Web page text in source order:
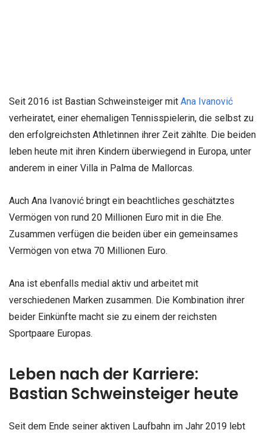
Seit 2016 ist Bastian Schweinsteiger mit Ana Ivanović
verheiratet, einer ehemaligen Tennisspielerin, die selbst zu
den erfolgreichsten Athletinnen ihrer Zeit zählte. Die beiden
leben heute mit ihren Kindern überwiegend in Europa, unter
anderem in einer Villa in Palma de Mallorcas.
Auch Ana Ivanović bringt ein beachtliches geschätztes
Vermögen von rund 20 Millionen Euro mit in die Ehe.
Zusammen verfügen die beiden über ein gemeinsames
Vermögen von etwa 70 Millionen Euro.
Ana ist ebenfalls medial aktiv und arbeitet mit
verschiedenen Marken zusammen. Die Kombination ihrer
beider Einkünfte macht sie zu einem der reichsten
Sportpaare Europas.
Leben nach der Karriere:
Bastian Schweinsteiger heute
Seit dem Ende seiner aktiven Laufbahn im Jahr 2019 lebt